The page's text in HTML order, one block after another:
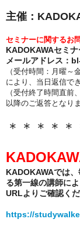
主催：
セミナーに関するお
KADOKAWAセミ
メールアドレス：
（受付時間：月曜～
により、当日返信で
（受付終了時間直前
以降のご返答となりま
＊＊＊＊
KADOKAWAでは
る第一線の講師に
URLよりご確認くだ
https://